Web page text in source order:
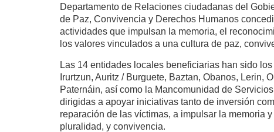
Departamento de Relaciones ciudadanas del
de Paz, Convivencia y Derechos Humanos
actividades que impulsan la memoria, el
los valores vinculados a una cultura de paz,
Las 14 entidades locales beneficiarias han sido
Irurtzun, Auritz / Burguete, Baztan, Obanos, Lerin,
Paternáin, así como la Mancomunidad de
dirigidas a apoyar iniciativas tanto de inversión
reparación de las víctimas, a impulsar la memoria
pluralidad, y convivencia.